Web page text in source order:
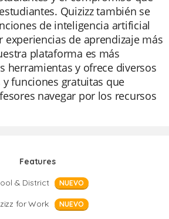
Quizizz también se
de inteligencia artificial
experiencias de aprendizaje más
plataforma es más
herramientas y ofrece diversos
funciones gratuitas que
navegar por los recursos
Features
& District
NUEVO
for Work NUEVO